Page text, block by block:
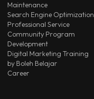
Maintenance
Search Engine Optimization
Professional Service
Community Program
Development
Digital Marketing Training
by Boleh Belajar
Career